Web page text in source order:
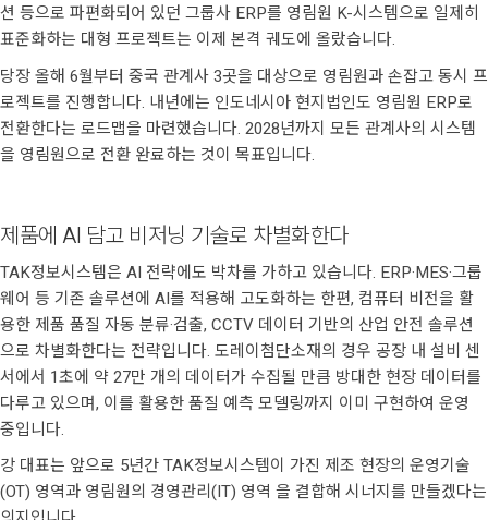
션 등으로 파편화되어 있던 그룹사 ERP를 영림원 K-시스템으로 일제히
표준화하는 대형 프로젝트는 이제 본격 궤도에 올랐습니다.
당장 올해 6월부터 중국 관계사 3곳을 대상으로 영림원과 손잡고 동시 프
로젝트를 진행합니다. 내년에는 인도네시아 현지법인도 영림원 ERP로
전환한다는 로드맵을 마련했습니다. 2028년까지 모든 관계사의 시스템
을 영림원으로 전환 완료하는 것이 목표입니다.
제품에 AI 담고 비저닝 기술로 차별화한다
TAK정보시스템은 AI 전략에도 박차를 가하고 있습니다. ERP·MES·그룹
웨어 등 기존 솔루션에 AI를 적용해 고도화하는 한편, 컴퓨터 비전을 활
용한 제품 품질 자동 분류·검출, CCTV 데이터 기반의 산업 안전 솔루션
으로 차별화한다는 전략입니다. 도레이첨단소재의 경우 공장 내 설비 센
서에서 1초에 약 27만 개의 데이터가 수집될 만큼 방대한 현장 데이터를
다루고 있으며, 이를 활용한 품질 예측 모델링까지 이미 구현하여 운영
중입니다.
강 대표는 앞으로 5년간 TAK정보시스템이 가진 제조 현장의 운영기술
(OT) 영역과 영림원의 경영관리(IT) 영역 을 결합해 시너지를 만들겠다는